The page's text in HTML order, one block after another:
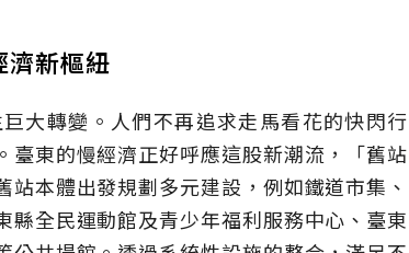
濟新樞紐
大轉變。人們不再追求走馬看花的快閃行
東的慢經濟正好呼應這股新潮流，「舊站
本體出發規劃多元建設，例如鐵道市集、
全民運動館及青少年福利服務中心、臺東